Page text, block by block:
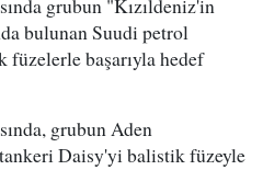
grubun "Kızıldeniz'in
bulunan Suudi petrol
füzelerle başarıyla hedef
grubun Aden
Daisy'yi balistik füzeyle